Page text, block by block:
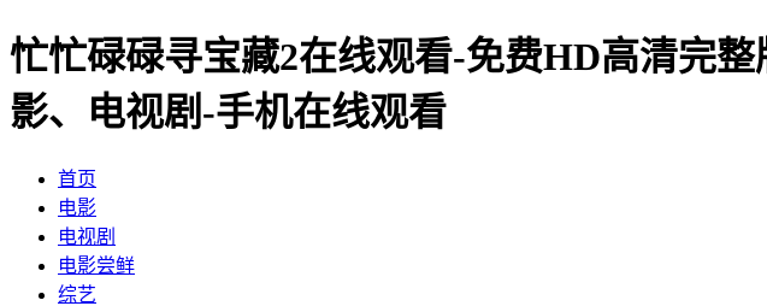
忙忙碌碌寻宝藏2在线观看-免费HD高清完
影、电视剧-手机在线观看
首页
电影
电视剧
电影尝鲜
综艺